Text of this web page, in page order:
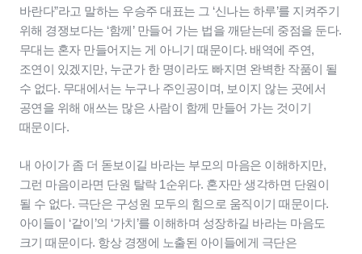
바란다”라고 말하는 우승주 대표는 그 ‘신나는 하루’를 지켜주기
위해 경쟁보다는 ‘함께’ 만들어 가는 법을 깨닫는데 중점을 둔다.
무대는 혼자 만들어지는 게 아니기 때문이다. 배역에 주연,
조연이 있겠지만, 누군가 한 명이라도 빠지면 완벽한 작품이 될
수 없다. 무대에서는 누구나 주인공이며, 보이지 않는 곳에서
공연을 위해 애쓰는 많은 사람이 함께 만들어 가는 것이기
때문이다.
내 아이가 좀 더 돋보이길 바라는 부모의 마음은 이해하지만,
그런 마음이라면 단원 탈락 1순위다. 혼자만 생각하면 단원이
될 수 없다. 극단은 구성원 모두의 힘으로 움직이기 때문이다.
아이들이 ‘같이’의 ‘가치’를 이해하며 성장하길 바라는 마음도
크기 때문이다. 항상 경쟁에 노출된 아이들에게 극단은